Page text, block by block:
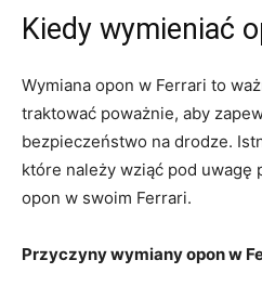
Kiedy wymieniać
Wymiana‍ opon w Ferrari ‌to
⁣traktować poważnie,​ aby
bezpieczeństwo na​ drodze.
które⁤ należy ⁢wziąć pod uwagę
opon w ⁤swoim ‌Ferrari.
Przyczyny wymiany ⁤opon w